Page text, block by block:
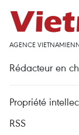
AGENCE
Rédacteur en
Propriété
RSS